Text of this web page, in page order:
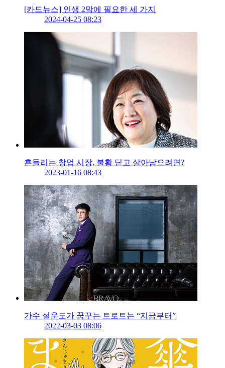
[카드뉴스] 인생 2막에 필요한 세 가지
2024-04-25 08:23
흔들리는 창업 시장, 불황 딛고 살아남으려면?
2023-01-16 08:43
가수 설운도가 꿈꾸는 트로트는 “지금부터”
2022-03-03 08:06